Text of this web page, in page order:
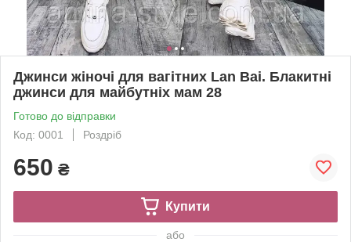
Джинси жіночі для вагітних Lan Bai. Блакитні
джинси для майбутніх мам 28
Готово до відправки
Код: 0001
Роздріб
650 ₴
Купити
або